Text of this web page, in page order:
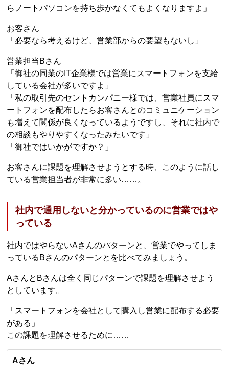
らノートパソコンを持ち歩かなくてもよくなりますよ」
お客さん
「必要なら考えるけど、営業部からの要望もないし」
営業担当Bさん
「御社の同業のIT企業様では営業にスマートフォンを支給
している会社が多いですよ」
「私の取引先のセントカンパニー様では、営業社員にスマ
ートフォンを配布したらお客さんとのコミュニケーション
も増えて関係が良くなっているようですし、それに社内で
の相談もやりやすくなったみたいです」
「御社ではいかがですか？」
お客さんに課題を理解させようとする時、このように話し
ている営業担当者が非常に多い……。
社内で通用しないと分かっているのに営業ではや
っている
社内ではやらないAさんのパターンと、営業でやってしま
っているBさんのパターンとを比べてみましょう。
AさんとBさんは全く同じパターンで課題を理解させよう
としています。
「スマートフォンを会社として購入し営業に配布する必要
がある」
この課題を理解させるために……
Aさん